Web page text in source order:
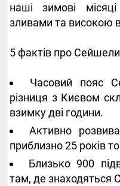
наші зимові
зливами та високою
5 фактів про
Часовий пояс
різниця з Києвом
взимку дві години.
Активно
приблизно 25 років
Близько 900
там, де знаходяться